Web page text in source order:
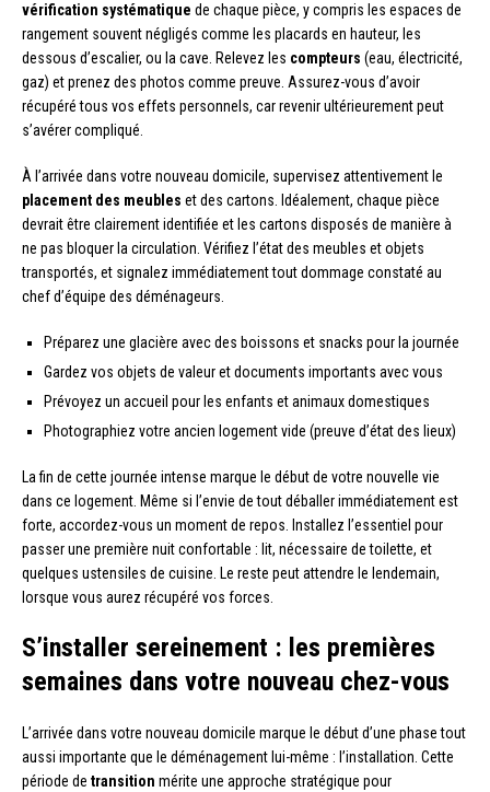
vérification systématique de chaque pièce, y compris les espaces de
rangement souvent négligés comme les placards en hauteur, les
dessous d’escalier, ou la cave. Relevez les compteurs (eau, électricité,
gaz) et prenez des photos comme preuve. Assurez-vous d’avoir
récupéré tous vos effets personnels, car revenir ultérieurement peut
s’avérer compliqué.
À l’arrivée dans votre nouveau domicile, supervisez attentivement le
placement des meubles et des cartons. Idéalement, chaque pièce
devrait être clairement identifiée et les cartons disposés de manière à
ne pas bloquer la circulation. Vérifiez l’état des meubles et objets
transportés, et signalez immédiatement tout dommage constaté au
chef d’équipe des déménageurs.
Préparez une glacière avec des boissons et snacks pour la journée
Gardez vos objets de valeur et documents importants avec vous
Prévoyez un accueil pour les enfants et animaux domestiques
Photographiez votre ancien logement vide (preuve d’état des lieux)
La fin de cette journée intense marque le début de votre nouvelle vie
dans ce logement. Même si l’envie de tout déballer immédiatement est
forte, accordez-vous un moment de repos. Installez l’essentiel pour
passer une première nuit confortable : lit, nécessaire de toilette, et
quelques ustensiles de cuisine. Le reste peut attendre le lendemain,
lorsque vous aurez récupéré vos forces.
S’installer sereinement : les premières
semaines dans votre nouveau chez-vous
L’arrivée dans votre nouveau domicile marque le début d’une phase tout
aussi importante que le déménagement lui-même : l’installation. Cette
période de transition mérite une approche stratégique pour